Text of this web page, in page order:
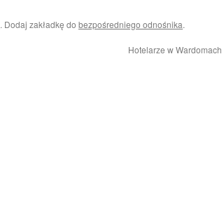
. Dodaj zakładkę do bezpośredniego odnośnika.
Hotelarze w Wardomach